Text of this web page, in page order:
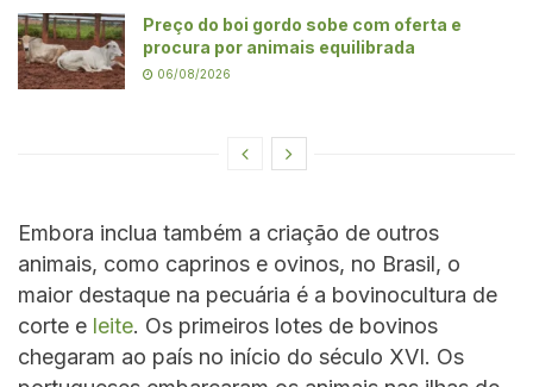
Preço do boi gordo sobe com oferta e
procura por animais equilibrada
06/08/2026
Embora inclua também a criação de outros
animais, como caprinos e ovinos, no Brasil, o
maior destaque na pecuária é a bovinocultura de
corte e leite. Os primeiros lotes de bovinos
chegaram ao país no início do século XVI. Os